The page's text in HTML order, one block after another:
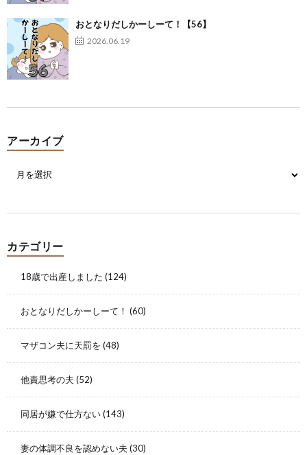
おとなりだしかーしーて！【56】
2026.06.19
アーカイブ
カテゴリー
18歳で出産しました (124)
おとなりだしかーしーて！ (60)
マザコン夫に天罰を (48)
他責思考の夫 (52)
同居が嫌で仕方ない(143)
妻の体調不良を認めない夫 (30)